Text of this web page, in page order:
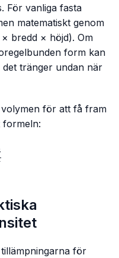
För vanliga fasta
matematiskt genom
bredd × höjd). Om
form kan
tränger undan när
volymen för att få fram
formeln:
för